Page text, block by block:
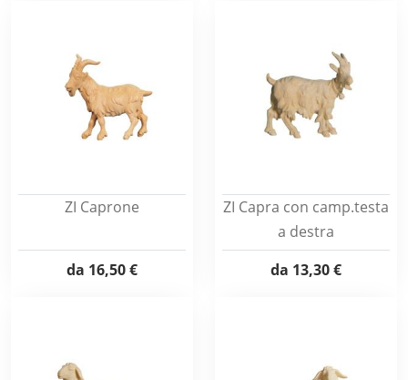
ZI Caprone
da 16,50 €
ZI Capra con camp.testa
a destra
da 13,30 €